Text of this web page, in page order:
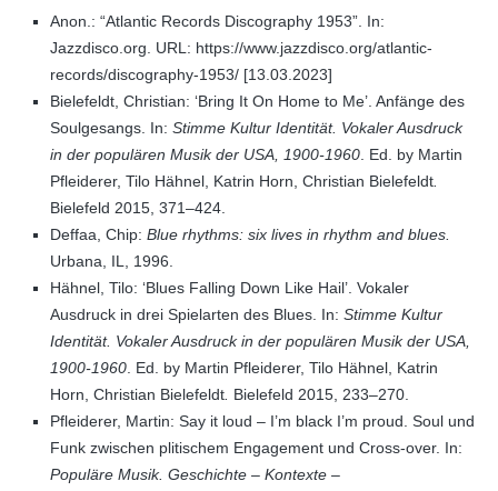
Anon.: “Atlantic Records Discography 1953”. In:
Jazzdisco.org. URL: https://www.jazzdisco.org/atlantic-
records/discography-1953/ [13.03.2023]
Bielefeldt, Christian: ‘Bring It On Home to Me’. Anfänge des
Soulgesangs. In: Stimme Kultur Identität. Vokaler Ausdruck
in der populären Musik der USA, 1900-1960 . Ed. by Martin
Pfleiderer, Tilo Hähnel, Katrin Horn, Christian Bielefeldt
Bielefeld 2015, 371–424.
Deffaa, Chip: Blue rhythms: six lives in rhythm and blues.
Urbana, IL, 1996.
Hähnel, Tilo: ‘Blues Falling Down Like Hail’. Vokaler
Ausdruck in drei Spielarten des Blues. In: Stimme Kultur
Identität. Vokaler Ausdruck in der populären Musik der USA,
1900-1960 . Ed. by Martin Pfleiderer, Tilo Hähnel, Katrin
Horn, Christian Bielefeldt Bielefeld 2015, 233–270.
Pfleiderer, Martin: Say it loud – I’m black I’m proud. Soul und
Funk zwischen plitischem Engagement und Cross-over. In:
Populäre Musik. Geschichte – Kontexte –